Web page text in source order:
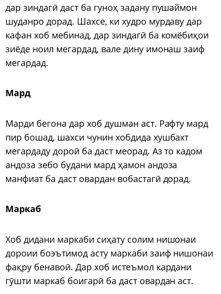
дар зиндагӣ даст ба гуноҳ задану пушаймон
шуданро дорад. Шахсе, ки худро мурдаву дар
кафан хоб мебинад, дар зиндагӣ ба комёбиҳои
зиёде ноил мегардад, вале дину имонаш заиф
мегардад.
Мард
Марди бегона дар хоб душман аст. Рафту мард
пир бошад, шахси чунин хобдида хушбахт
мегардаду дороӣ ба даст меорад. Аз то кадом
андоза зебо будани мард ҳамон андоза
манфиат ба даст овардан вобастагӣ дорад.
Маркаб
Хоб дидани маркаби сиҳату солим нишонаи
дороии боэътимод асту маркаби заиф нишонаи
фақру бенавоӣ. Дар хоб истеъмол кардани
гӯшти маркаб боигарӣ ба даст овардан аст.